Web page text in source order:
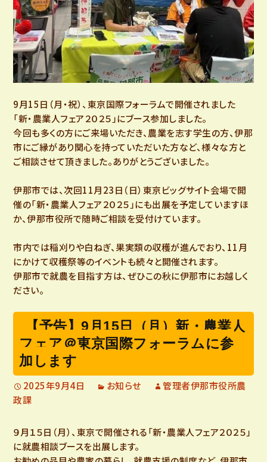
9月15日（月・祝）、東京国際フォーラムで開催されました
「新・農業人フェア２０２５」にブース参加しました。
今回も多くの方にご来場いただき、農業を志す学生の方、伊那
市にご縁があり関心を持っていただいた方など、様々な方と
ご相談させて頂きました。ありがとうございました。
伊那市では、次回11月23日（日）東京ビッグサイト会場で開
催の「新・農業人フェア２０２５」にも出展を予定していますほ
か、伊那市役所で随時ご相談を受付けています。
市内では稲刈りや白ねぎ、果実類の収穫が進んでおり、11月
にかけて収穫祭等のイベントも続々と開催されます。
伊那市で就農を目指す方は、ぜひこの秋に伊那市にお越しく
ださい。
【予告】9月15日（月）新・農業人
フェア＠東京国際フォーラムに参
加します
2025年9月4日 お知らせ
管理者伊那市役所農
政課
９月１５日（月）、東京で開催される「新・農業人フェア２０２５」
に就農相談ブースを出展します。